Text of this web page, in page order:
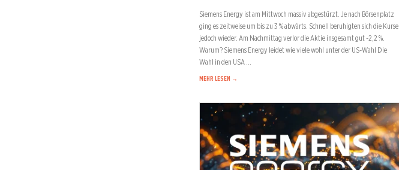
Siemens Energy ist am Mittwoch massiv abgestürzt. Je nach Börsenplatz
ging es zeitweise um bis zu 3 % abwärts. Schnell beruhigten sich die Kurse
jedoch wieder. Am Nachmittag verlor die Aktie insgesamt gut -2,2 %.
Warum? Siemens Energy leidet wie viele wohl unter der US-Wahl Die
Wahl in den USA …
MEHR LESEN →